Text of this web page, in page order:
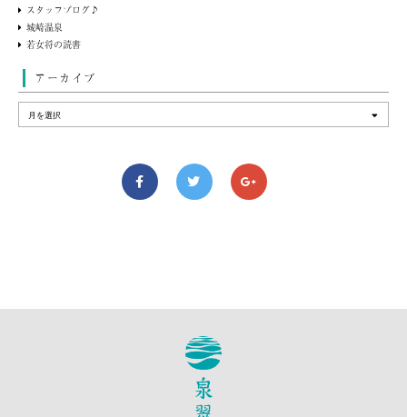
スタッフブログ♪
城崎温泉
若女将の読書
アーカイブ